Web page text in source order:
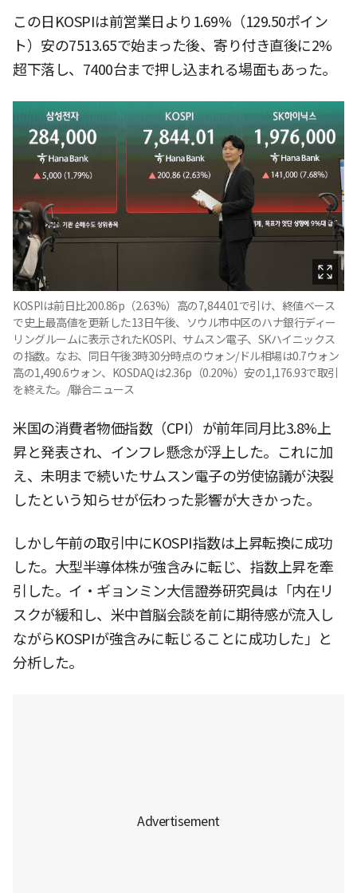
この日KOSPIは前営業日より1.69%（129.50ポイン
ト）安の7513.65で始まった後、寄り付き直後に2%
超下落し、7400台まで押し込まれる場面もあった。
KOSPIは前日比200.86p（2.63%）高の7,844.01で引け、終値ベース
で史上最高値を更新した13日午後、ソウル市中区のハナ銀行ディー
リングルームに表示されたKOSPI、サムスン電子、SKハイニックス
の指数。なお、同日午後3時30分時点のウォン/ドル相場は0.7ウォン
高の1,490.6ウォン、KOSDAQは2.36p（0.20%）安の1,176.93で取引
を終えた。/聯合ニュース
米国の消費者物価指数（CPI）が前年同月比3.8%上
昇と発表され、インフレ懸念が浮上した。これに加
え、未明まで続いたサムスン電子の労使協議が決裂
したという知らせが伝わった影響が大きかった。
しかし午前の取引中にKOSPI指数は上昇転換に成功
した。大型半導体株が強含みに転じ、指数上昇を牽
引した。イ・ギョンミン大信證券研究員は「内在リ
スクが緩和し、米中首脳会談を前に期待感が流入し
ながらKOSPIが強含みに転じることに成功した」と
分析した。